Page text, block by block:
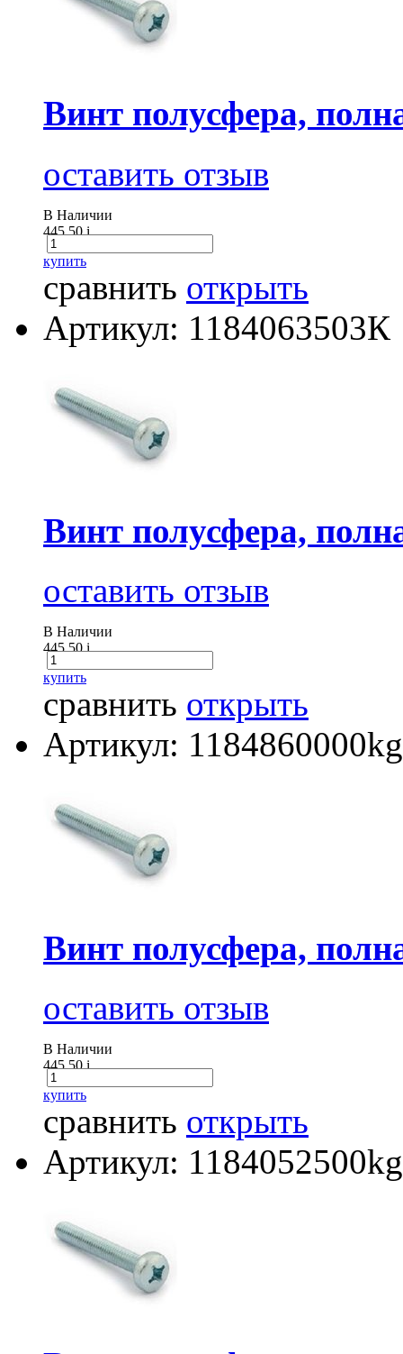
Винт полусфера,
оставить отзыв
В Наличии
445.50i
купить
сравнить открыть
Артикул: 1184063503К
Винт полусфера,
оставить отзыв
В Наличии
445.50i
купить
сравнить открыть
Артикул: 1184860000kg
Винт полусфера,
оставить отзыв
В Наличии
445.50i
купить
сравнить открыть
Артикул: 1184052500kg